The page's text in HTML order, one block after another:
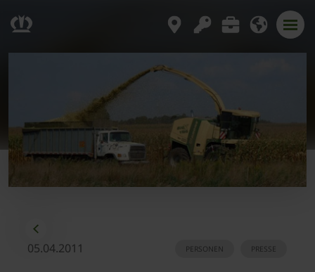
05.04.2011 PRESSE
PERSONEN